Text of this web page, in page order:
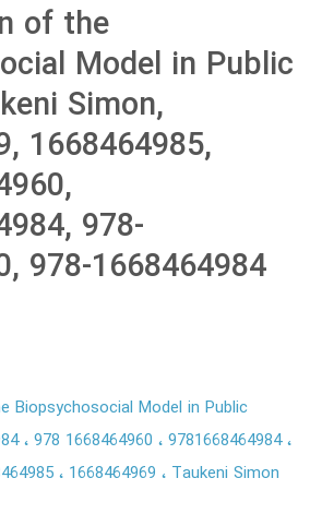
of the
Model in Public
Simon,
1668464985,
978-
978-1668464984
Biopsychosocial Model in Public
978 1668464960
9781668464984
1668464969 Taukeni Simon